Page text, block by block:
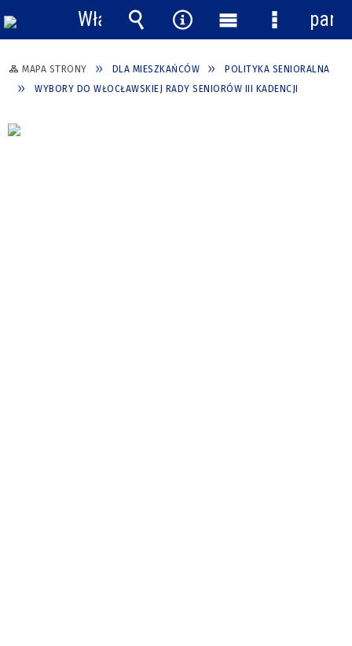
MAPA STRONY DLA MIESZKAŃCÓW
POLITYKA SENIORALNA
WYBORY DO WŁOCŁAWSKIEJ RADY SENIORÓW III KADENCJI
Włącz
powiadomienia
Wyszukiwarka
Narzędzia
Menu
główne
Menu
panel